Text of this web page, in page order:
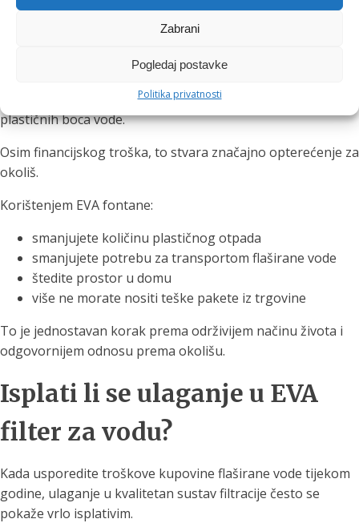
Zabrani
Pogledaj postavke
Politika privatnosti
Manje plastike, više
Prosječno kućanstvo tijekom godine potroši stotine
plastičnih boca vode.
Osim financijskog troška, to stvara značajno opterećenje za
okoliš.
Korištenjem EVA fontane:
smanjujete količinu plastičnog otpada
smanjujete potrebu za transportom flaširane vode
štedite prostor u domu
više ne morate nositi teške pakete iz trgovine
To je jednostavan korak prema održivijem načinu života i
odgovornijem odnosu prema okolišu.
Isplati li se ulaganje u EVA
filter za vodu?
Kada usporedite troškove kupovine flaširane vode tijekom
godine, ulaganje u kvalitetan sustav filtracije često se
pokaže vrlo isplativim.